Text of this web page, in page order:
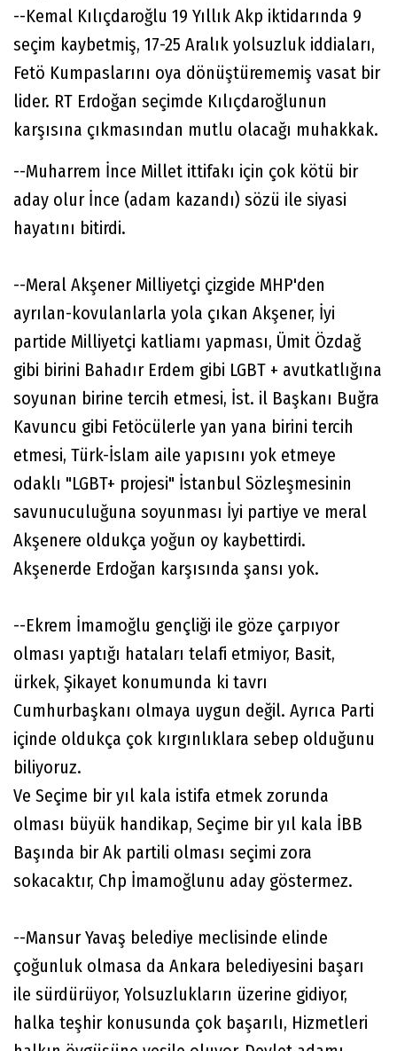
--Kemal Kılıçdaroğlu 19 Yıllık Akp iktidarında 9
seçim kaybetmiş, 17-25 Aralık yolsuzluk iddiaları,
Fetö Kumpaslarını oya dönüştürememiş vasat bir
lider. RT Erdoğan seçimde Kılıçdaroğlunun
karşısına çıkmasından mutlu olacağı muhakkak.
--Muharrem İnce Millet ittifakı için çok kötü bir
aday olur İnce (adam kazandı) sözü ile siyasi
hayatını bitirdi.
--Meral Akşener Milliyetçi çizgide MHP'den
ayrılan-kovulanlarla yola çıkan Akşener, İyi
partide Milliyetçi katliamı yapması, Ümit Özdağ
gibi birini Bahadır Erdem gibi LGBT + avutkatlığına
soyunan birine tercih etmesi, İst. il Başkanı Buğra
Kavuncu gibi Fetöcülerle yan yana birini tercih
etmesi, Türk-İslam aile yapısını yok etmeye
odaklı "LGBT+ projesi" İstanbul Sözleşmesinin
savunuculuğuna soyunması İyi partiye ve meral
Akşenere oldukça yoğun oy kaybettirdi.
Akşenerde Erdoğan karşısında şansı yok.
--Ekrem İmamoğlu gençliği ile göze çarpıyor
olması yaptığı hataları telafi etmiyor, Basit,
ürkek, Şikayet konumunda ki tavrı
Cumhurbaşkanı olmaya uygun değil. Ayrıca Parti
içinde oldukça çok kırgınlıklara sebep olduğunu
biliyoruz.
Ve Seçime bir yıl kala istifa etmek zorunda
olması büyük handikap, Seçime bir yıl kala İBB
Başında bir Ak partili olması seçimi zora
sokacaktır, Chp İmamoğlunu aday göstermez.
--Mansur Yavaş belediye meclisinde elinde
çoğunluk olmasa da Ankara belediyesini başarı
ile sürdürüyor, Yolsuzlukların üzerine gidiyor,
halka teşhir konusunda çok başarılı, Hizmetleri